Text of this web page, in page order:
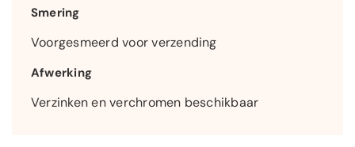
Smering
Voorgesmeerd voor verzending
Afwerking
Verzinken en verchromen beschikbaar